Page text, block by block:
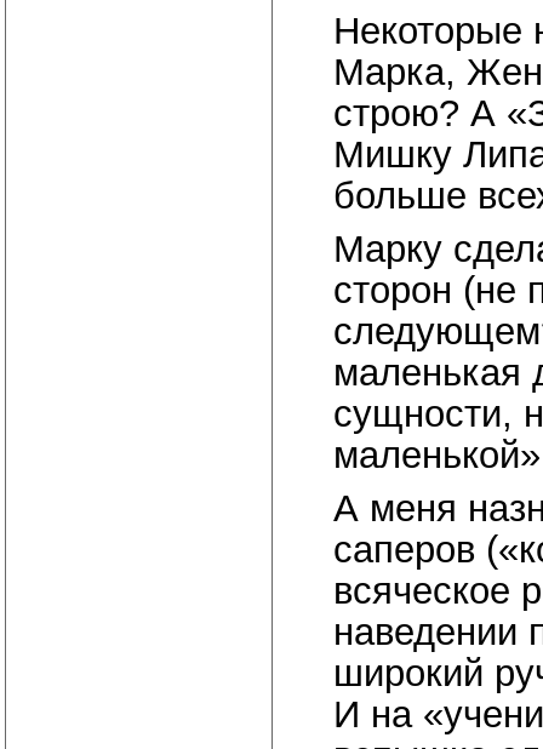
Некоторые
Марка,
строю? А
Мишку
больше
Марку
сторон (не
маленькая
сущности,
А меня
саперов
всяческое
наведении
широкий
И на